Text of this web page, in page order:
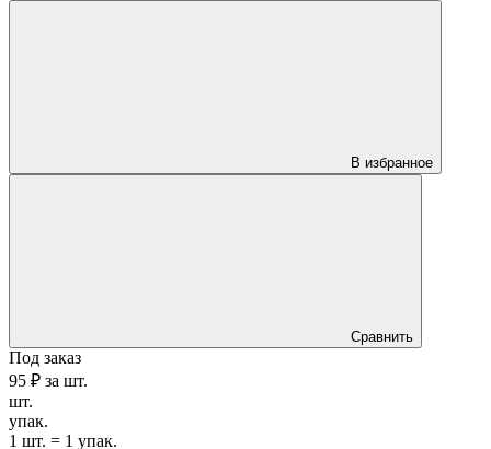
В избранное
Сравнить
Под заказ
95 ₽ за шт.
шт.
упак.
1 шт. = 1 упак.